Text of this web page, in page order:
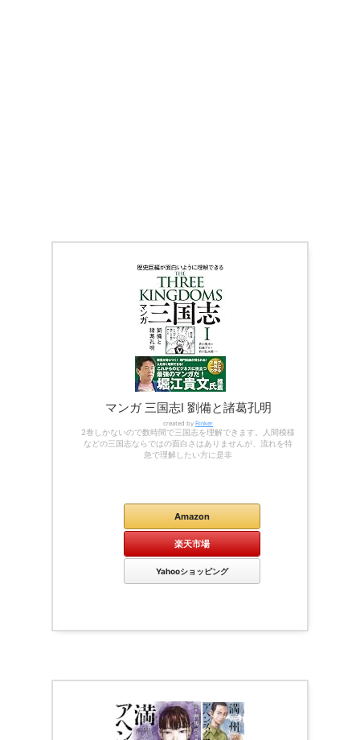
マンガ 三国志Ⅰ 劉備と諸葛孔明
created by Rinker
2巻しかないので数時間で三国志を理解できます。人間模様
などの三国志ならではの面白さはありませんが、流れを特
急で理解したい方に是非
Amazon
楽天市場
Yahooショッピング